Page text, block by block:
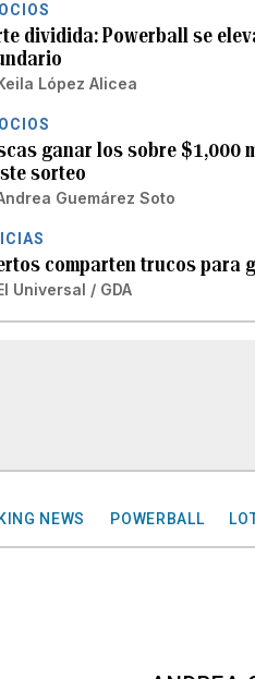
dividida: Powerball se
López Alicea
ganar los sobre $1,000
sorteo
Guemárez Soto
comparten trucos para
Universal / GDA
NEWS POWERBALL